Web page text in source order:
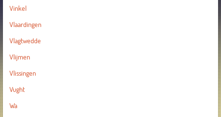
Vinkel
Vlaardingen
Vlagtwedde
Vlijmen
Vlissingen
Vught
Wa